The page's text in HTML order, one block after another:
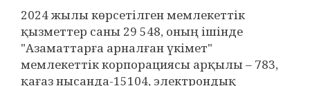
2024 жылы көрсетілген мемлекеттік
қызметтер саны 29 548, оның ішінде
"Азаматтарға арналған үкімет"
мемлекеттік корпорациясы арқылы – 783,
қағаз нысанда-15104, электрондық